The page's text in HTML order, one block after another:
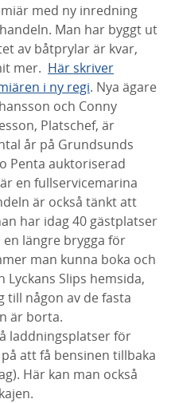
med ny inredning
Man har byggt ut
av båtprylar är kvar,
mer. Här skriver
i ny regi. Nya ägare
och Conny
Platschef, är
år på Grundsunds
Penta auktoriserad
en fullservicemarina
är också tänkt att
har idag 40 gästplatser
längre brygga för
man kunna boka och
Slips hemsida,
till någon av de fasta
är borta.
laddningsplatser för
att få bensinen tillbaka
Här kan man också